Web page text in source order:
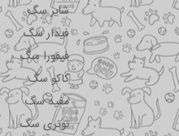
شایر سگ
فیدار سگ
فیفورا سگ
کاکو سگ
مفید سگ
نوتری سگ